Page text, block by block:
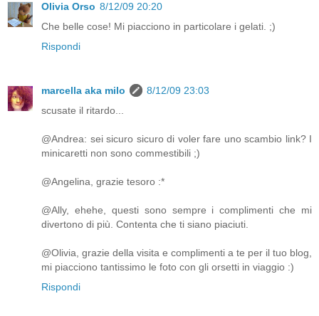
Olivia Orso 8/12/09 20:20
Che belle cose! Mi piacciono in particolare i gelati. ;)
Rispondi
marcella aka milo
8/12/09 23:03
scusate il ritardo...
@Andrea: sei sicuro sicuro di voler fare uno scambio link? I
minicaretti non sono commestibili ;)
@Angelina, grazie tesoro :*
@Ally, ehehe, questi sono sempre i complimenti che mi
divertono di più. Contenta che ti siano piaciuti.
@Olivia, grazie della visita e complimenti a te per il tuo blog,
mi piacciono tantissimo le foto con gli orsetti in viaggio :)
Rispondi